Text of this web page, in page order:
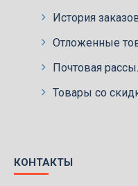
История
Отложенные
Почтовая
Товары со
КОНТАКТЫ